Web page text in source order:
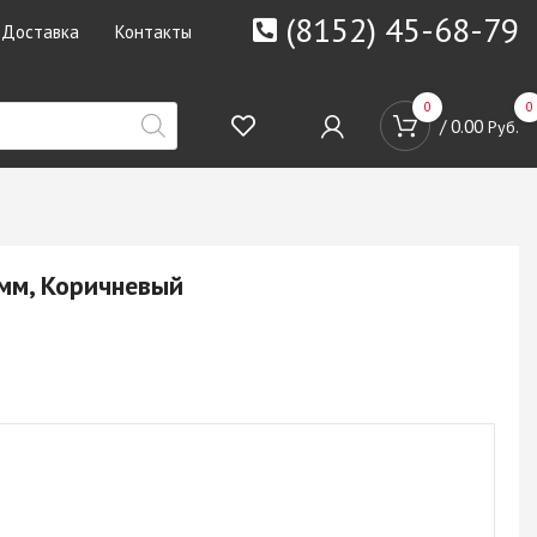
Доставка Контакты (8152) 45-68-79
0 0
/ 0.00 Руб.
Коричневый